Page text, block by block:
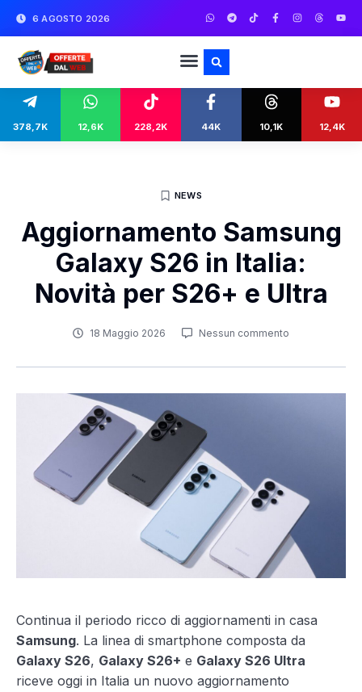
6 AGOSTO 2026
378,7K 12,6K 228,2K 44K 10,1K 12,4K
NEWS
Aggiornamento Samsung
Galaxy S26 in Italia:
Novità per S26+ e Ultra
18 Maggio 2026 Nessun commento
Continua il periodo ricco di aggiornamenti in casa
Samsung. La linea di smartphone composta da
Galaxy S26, Galaxy S26+ e Galaxy S26 Ultra
riceve oggi in Italia un nuovo aggiornamento